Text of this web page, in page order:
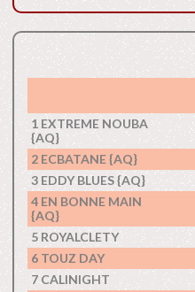
1 EXTREME NOUBA
{AQ}
2 ECBATANE {AQ}
3 EDDY BLUES {AQ}
4 EN BONNE MAIN
{AQ}
5 ROYALCLETY
6 TOUZ DAY
7 CALINIGHT